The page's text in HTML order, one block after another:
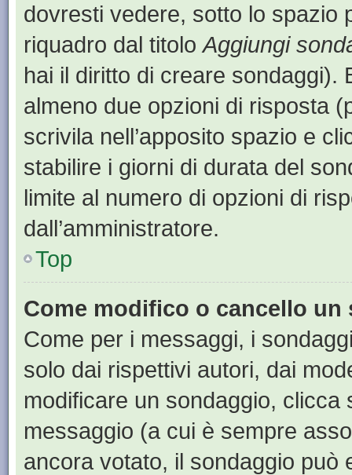
dovresti vedere, sotto lo spazio
riquadro dal titoloAggiungi
hai il diritto di creare sondaggi).
almeno due opzioni di risposta
scrivila nell’apposito spazio e
stabilire i giorni di durata del
limite al numero di opzioni di
dall’amministratore.
Top
Come modifico o cancello un
Come per i messaggi, i
solo dai rispettivi autori, dai
modificare un sondaggio,
messaggio (a cui è sempre
ancora votato, il sondaggio può